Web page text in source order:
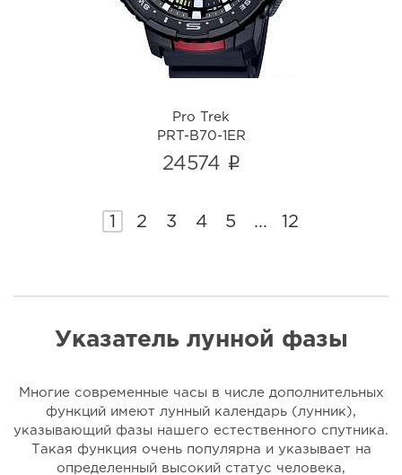
i
Pro Trek
PRT-B70-1ER
24574 i
1 2 3 4 5 12
Указатель лунной фазы
Многие современные часы в числе дополнительных
функций имеют лунный календарь (лунник),
указывающий фазы нашего естественного спутника.
Такая функция очень популярна и указывает на
определенный высокий статус человека,